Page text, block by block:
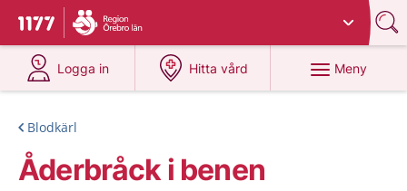
Till startsidan för 1177
Du har valt region
Logga in
på 1177.se
Hitta vård
på 1177.se
Meny
Blodkärl
Åderbråck i benen